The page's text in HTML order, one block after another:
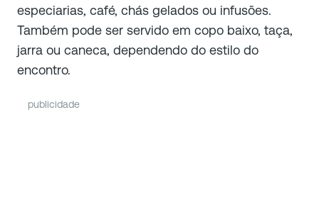
especiarias, café, chás gelados ou infusões.
Também pode ser servido em copo baixo, taça,
jarra ou caneca, dependendo do estilo do
encontro.
publicidade